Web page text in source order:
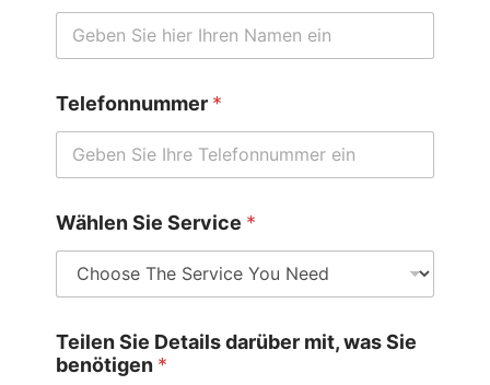
Telefonnummer *
Wählen Sie Service *
Teilen Sie Details darüber mit, was Sie
benötigen *